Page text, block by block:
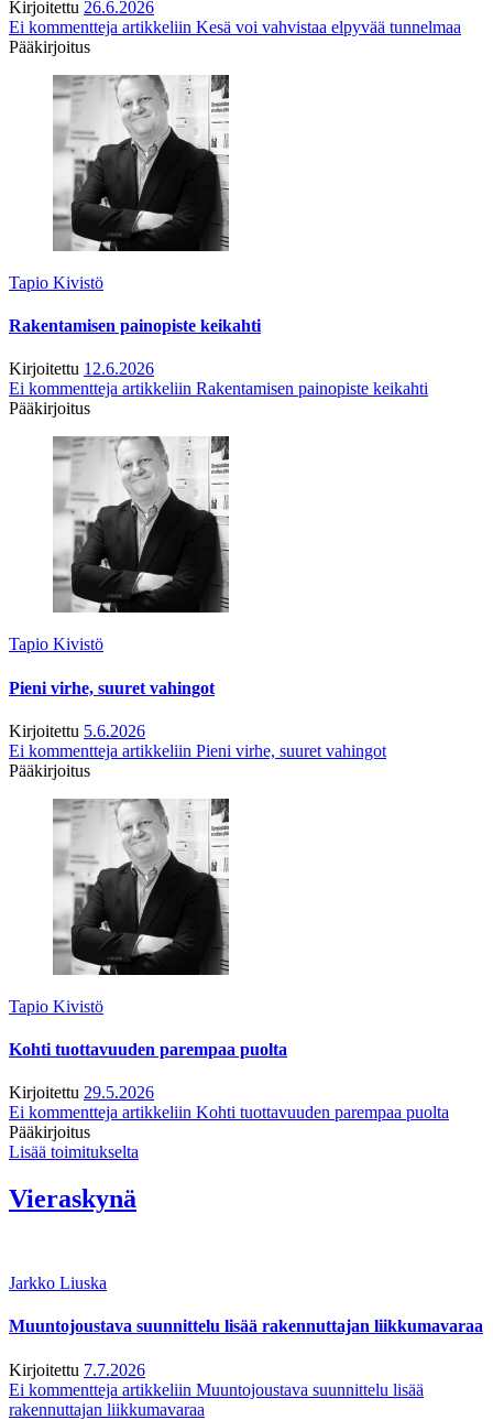
Kirjoitettu 26.6.2026
Ei kommentteja artikkeliin Kesä voi vahvistaa elpyvää tunnelmaa
Pääkirjoitus
Tapio Kivistö
Rakentamisen painopiste keikahti
Kirjoitettu 12.6.2026
Ei kommentteja artikkeliin Rakentamisen painopiste keikahti
Pääkirjoitus
Tapio Kivistö
Pieni virhe, suuret vahingot
Kirjoitettu 5.6.2026
Ei kommentteja artikkeliin Pieni virhe, suuret vahingot
Pääkirjoitus
Tapio Kivistö
Kohti tuottavuuden parempaa puolta
Kirjoitettu 29.5.2026
Ei kommentteja artikkeliin Kohti tuottavuuden parempaa puolta
Pääkirjoitus
Lisää toimitukselta
Vieraskynä
Jarkko Liuska
Muuntojoustava suunnittelu lisää rakennuttajan liikkumavaraa
Kirjoitettu 7.7.2026
Ei kommentteja artikkeliin Muuntojoustava suunnittelu lisää
rakennuttajan liikkumavaraa